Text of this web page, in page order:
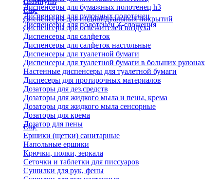
Диспенсеры для бумажных полотенец h3
Диспенсеры для рулонных полотенец
Диспенсеры для полотенец Z-сложения
Еще
Диспенсеры для индивидуальных покрытий
Диспенсеры для освежителей воздуха
Диспенсеры для салфеток
Диспенсеры для салфеток настольные
Диспенсеры для туалетной бумаги
Диспенсеры для туалетной бумаги в больших рулонах
Настенные диспенсеры для туалетной бумаги
Диспесеры для протирочных материалов
Дозаторы для дез.средств
Дозаторы для жидкого мыла и пены, крема
Дозаторы для жидкого мыла сенсорные
Дозаторы для крема
Дозатор для пены
Еще
Ершики (щетки) санитарные
Напольные ершики
Крючки, полки, зеркала
Сеточки и таблетки для писсуаров
Сушилки для рук, фены